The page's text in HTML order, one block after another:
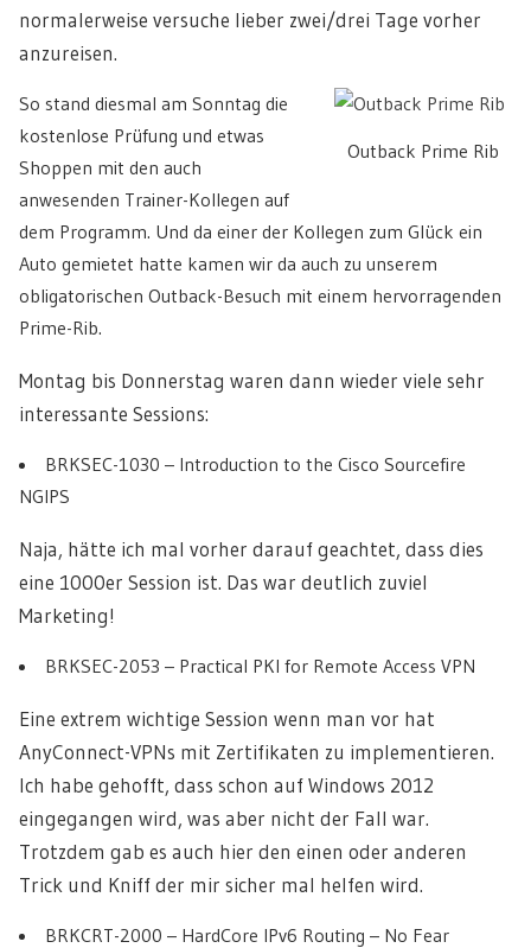
normalerweise versuche lieber zwei/drei Tage vorher
anzureisen.
Outback Prime Rib
So stand diesmal am Sonntag die
kostenlose Prüfung und etwas
Shoppen mit den auch
anwesenden Trainer-Kollegen auf
dem Programm. Und da einer der Kollegen zum Glück ein
Auto gemietet hatte kamen wir da auch zu unserem
obligatorischen Outback-Besuch mit einem hervorragenden
Prime-Rib.
Montag bis Donnerstag waren dann wieder viele sehr
interessante Sessions:
BRKSEC-1030 – Introduction to the Cisco Sourcefire
NGIPS
Naja, hätte ich mal vorher darauf geachtet, dass dies
eine 1000er Session ist. Das war deutlich zuviel
Marketing!
BRKSEC-2053 – Practical PKI for Remote Access VPN
Eine extrem wichtige Session wenn man vor hat
AnyConnect-VPNs mit Zertifikaten zu implementieren.
Ich habe gehofft, dass schon auf Windows 2012
eingegangen wird, was aber nicht der Fall war.
Trotzdem gab es auch hier den einen oder anderen
Trick und Kniff der mir sicher mal helfen wird.
BRKCRT-2000 – HardCore IPv6 Routing – No Fear